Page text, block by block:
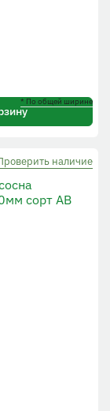
* По общей ширине
наличие
сорт АВ